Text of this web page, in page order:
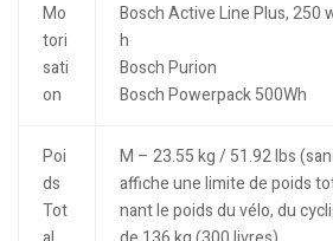
Mo
tori
sati
on
Bosch Active Line Plus, 250
h
Bosch Purion
Bosch Powerpack 500Wh
Poi
ds
Tot
M – 23.55 kg / 51.92 lbs
affiche une limite de poids
nant le poids du vélo, du